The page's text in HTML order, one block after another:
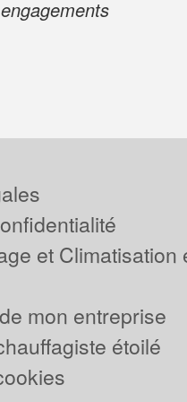
et Climatisation
mon entreprise
étoilé